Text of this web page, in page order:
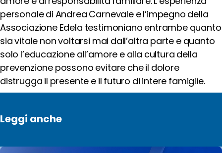
Social
media
personale di Andrea Carnevale e l’impegno della
Associazione Edela testimoniano entrambe quanto
sia vitale non voltarsi mai dall’altra parte e quanto
solo l’educazione all’amore e alla cultura della
prevenzione possono evitare che il dolore
distrugga il presente e il futuro di intere famiglie.
Leggi anche